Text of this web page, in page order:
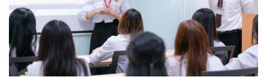
Học viện Quân y lấy gần 30
điểm, 14 nữ sinh trúng tuyển